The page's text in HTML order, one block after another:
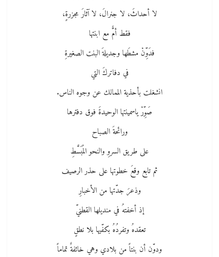
لا أحداثَ، لا جنرالَ، لا آثارَ مجزرةٍ،
فقط أمٌّ مع ابنتها
فدَوِّنْ مشطَها وجديلةَ البنت الصغيرةِ
في دفاتركَ التي
انشغلت بأحذية الممالك عن وجوه الناس.
صَوِّرْ ياسمينتها الوحيدةَ فوق دفترها
ورائحةَ الصباح
على طريق السروِ والنحو المُبَسَّطِ
ثم تابع وقعَ خطوتها على حذر الرصيف
وذعرَ جدّتها من الأخبارِ
إذ أخفتهُ في منديلها القطنيّ
تعقدهُ وتفردُهُ بكفّيها بلا نطقٍ
ودوّن أن بنتاً من بلادي وهي خائفةٌ تماماً